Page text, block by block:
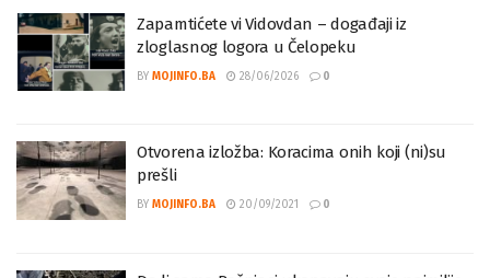
Zapamtićete vi Vidovdan – događaji iz
zloglasnog logora u Čelopeku
BY MOJINFO.BA 28/06/2026 0
Otvorena izložba: Koracima onih koji (ni)su
prešli
BY MOJINFO.BA 20/09/2021 0